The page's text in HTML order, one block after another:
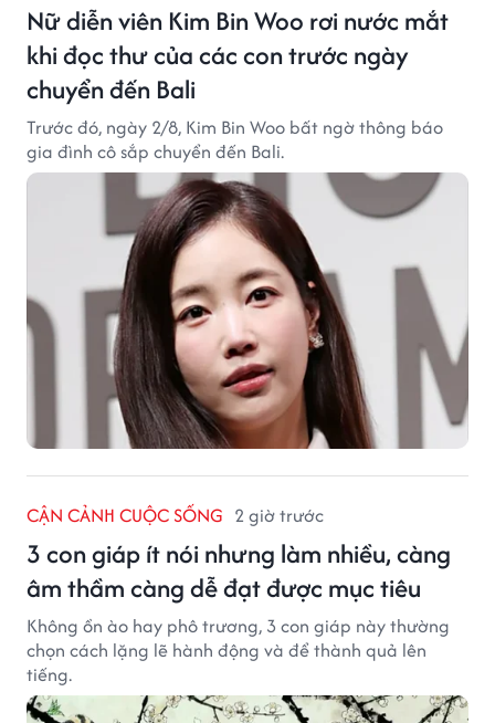
Nữ diễn viên Kim Bin Woo rơi nước mắt
khi đọc thư của các con trước ngày
chuyển đến Bali
Trước đó, ngày 2/8, Kim Bin Woo bất ngờ thông báo
gia đình cô sắp chuyển đến Bali.
CẬN CẢNH CUỘC SỐNG 2 giờ trước
3 con giáp ít nói nhưng làm nhiều, càng
âm thầm càng dễ đạt được mục tiêu
Không ồn ào hay phô trương, 3 con giáp này thường
chọn cách lặng lẽ hành động và để thành quả lên
tiếng.